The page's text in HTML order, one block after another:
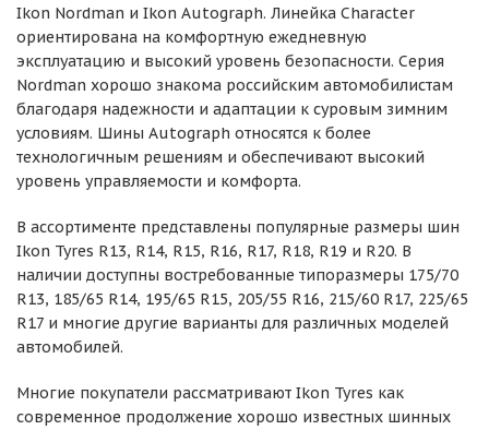
Ikon Nordman и Ikon Autograph. Линейка Character
ориентирована на комфортную ежедневную
эксплуатацию и высокий уровень безопасности. Серия
Nordman хорошо знакома российским автомобилистам
благодаря надежности и адаптации к суровым зимним
условиям. Шины Autograph относятся к более
технологичным решениям и обеспечивают высокий
уровень управляемости и комфорта.
В ассортименте представлены популярные размеры шин
Ikon Tyres R13, R14, R15, R16, R17, R18, R19 и R20. В
наличии доступны востребованные типоразмеры 175/70
R13, 185/65 R14, 195/65 R15, 205/55 R16, 215/60 R17, 225/65
R17 и многие другие варианты для различных моделей
автомобилей.
Многие покупатели рассматривают Ikon Tyres как
современное продолжение хорошо известных шинных